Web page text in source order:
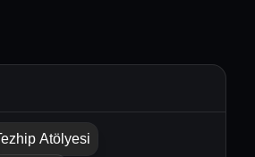
Atölyesi